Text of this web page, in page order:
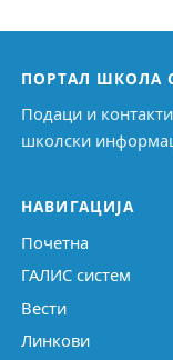
ПОРТАЛ ШКОЛА
Подаци и
школски
НАВИГАЦИЈА
Почетна
ГАЛИС систем
Вести
Линкови